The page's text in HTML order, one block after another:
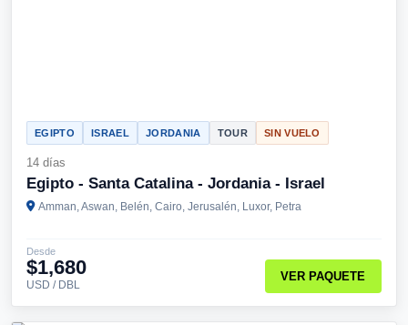
EGIPTO ISRAEL JORDANIA TOUR SIN VUELO
14 días
Egipto - Santa Catalina - Jordania - Israel
Amman, Aswan, Belén, Cairo, Jerusalén, Luxor, Petra
Desde
$1,680
USD / DBL
VER PAQUETE